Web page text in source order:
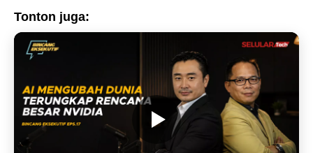
Tonton juga: